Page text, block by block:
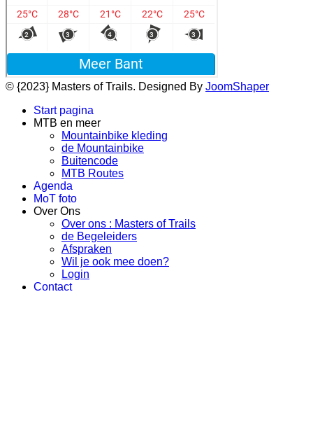
© {2023} Masters of Trails. Designed By JoomShaper
Start pagina
MTB en meer
Mountainbike kleding
de Mountainbike
Buitencode
MTB Routes
Agenda
MoT foto
Over Ons
Over ons : Masters of Trails
de Begeleiders
Afspraken
Wil je ook mee doen?
Login
Contact